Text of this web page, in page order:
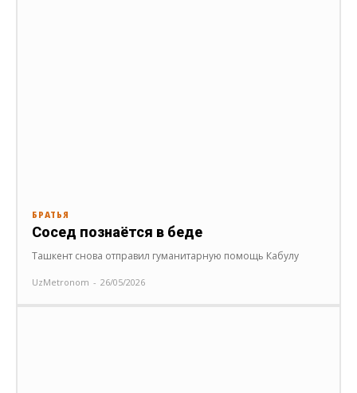
БРАТЬЯ
Сосед познаётся в беде
Ташкент снова отправил гуманитарную помощь Кабулу
UzMetronom - 26/05/2026